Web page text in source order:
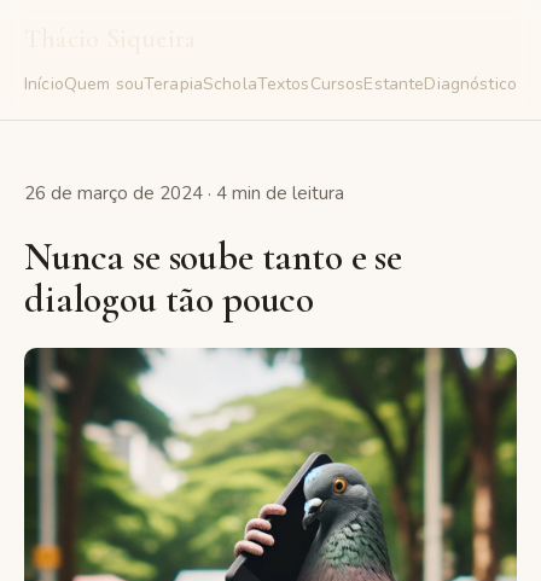
InícioQuem souTerapiaScholaTextosCursosEstanteDiagnóstico
26 de março de 2024 · 4 min de leitura
Nunca se soube tanto e se
dialogou tão pouco